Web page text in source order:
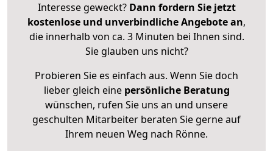
Interesse geweckt? Dann fordern Sie jetzt
kostenlose und unverbindliche Angebote an,
die innerhalb von ca. 3 Minuten bei Ihnen sind.
Sie glauben uns nicht?
Probieren Sie es einfach aus. Wenn Sie doch
lieber gleich eine persönliche Beratung
wünschen, rufen Sie uns an und unsere
geschulten Mitarbeiter beraten Sie gerne auf
Ihrem neuen Weg nach Rönne.